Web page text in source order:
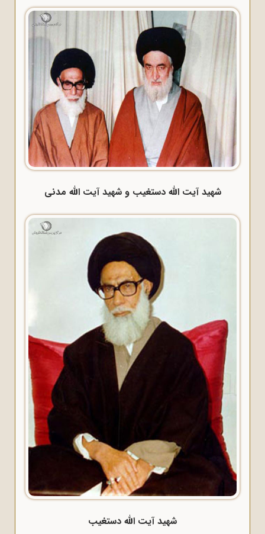
شهید آیت الله دستغیب و شهید آیت الله مدنی
شهید آیت الله دستغیب